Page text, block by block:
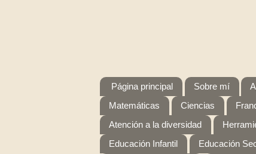
Página principal Sobre mí
Matemáticas
Ciencias
Atención a la diversidad
Educación Infantil
Educación